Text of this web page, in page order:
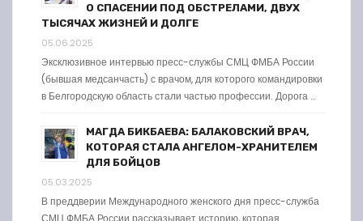
О СПАСЕНИИ ПОД ОБСТРЕЛАМИ, ДВУХ
ТЫСЯЧАХ ЖИЗНЕЙ И ДОЛГЕ
05.06.2025
Эксклюзивное интервью пресс-службы СМЦ ФМБА России
(бывшая медсанчасть) с врачом, для которого командировки
в Белгородскую область стали частью профессии. Дорога …
МАГДА БИКБАЕВА: БАЛАКОВСКИЙ ВРАЧ,
КОТОРАЯ СТАЛА АНГЕЛОМ-ХРАНИТЕЛЕМ
ДЛЯ БОЙЦОВ
05.03.2025
В преддверии Международного женского дня пресс-служба